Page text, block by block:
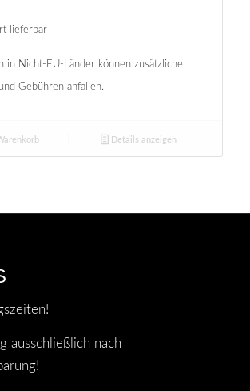
lieferbar
in Nicht-EU-Länder können zusätzliche
Gebühren anfallen.
Details anzeigen
ausschließlich nach